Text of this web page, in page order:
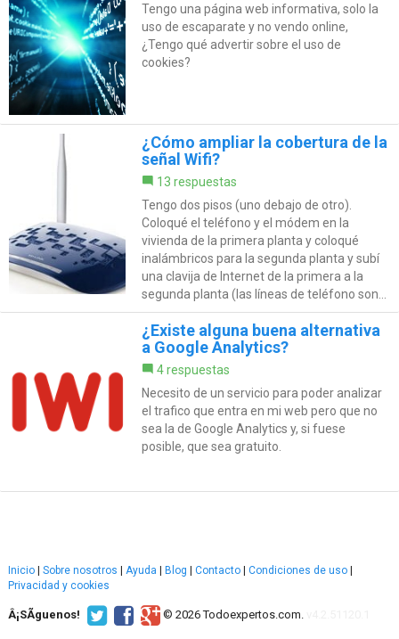
Tengo una página web informativa, solo la
uso de escaparate y no vendo online,
¿Tengo qué advertir sobre el uso de
cookies?
¿Cómo ampliar la cobertura de la
señal Wifi?
13 respuestas
Tengo dos pisos (uno debajo de otro).
Coloqué el teléfono y el módem en la
vivienda de la primera planta y coloqué
inalámbricos para la segunda planta y subí
una clavija de Internet de la primera a la
segunda planta (las líneas de teléfono son...
¿Existe alguna buena alternativa
a Google Analytics?
4 respuestas
Necesito de un servicio para poder analizar
el trafico que entra en mi web pero que no
sea la de Google Analytics y, si fuese
posible, que sea gratuito.
Inicio | Sobre nosotros | Ayuda | Blog | Contacto | Condiciones de uso |
Privacidad y cookies
Â¡SÃ­guenos! © 2026 Todoexpertos.com.